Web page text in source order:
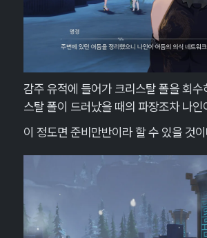
감주 유적에 들어가 크리스탈 폴을 회
스탈 폴이 드러났을 때의 파장조차 나
이 정도면 준비만반이라 할 수 있을 것